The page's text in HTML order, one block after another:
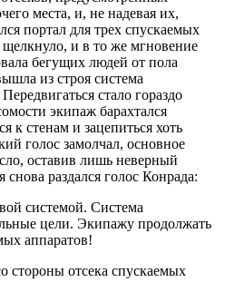
места, и, не надевая их,
портал для трех спускаемых
и в то же мгновение
бегущих людей от пола
из строя система
стало гораздо
экипаж барахтался
к стенам и зацепиться хоть
голос замолчал, основное
оставив лишь неверный
раздался голос Конрада:
системой. Система
цели. Экипажу продолжать
аппаратов!
стороны отсека спускаемых